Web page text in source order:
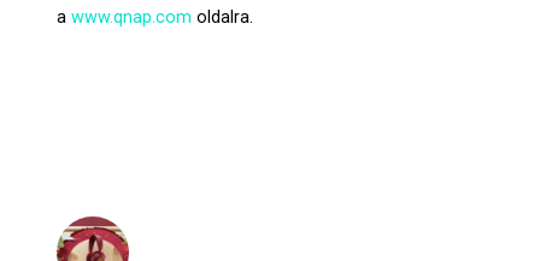
awww.qnap.com oldalra.